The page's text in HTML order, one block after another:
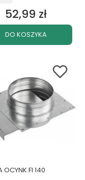
Cena
52,99 zł
DO KOSZYKA
OCYNK FI 140